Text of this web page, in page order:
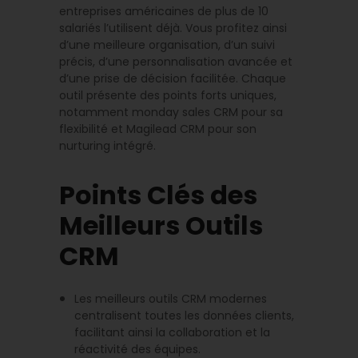
entreprises américaines de plus de 10
salariés l’utilisent déjà. Vous profitez ainsi
d’une meilleure organisation, d’un suivi
précis, d’une personnalisation avancée et
d’une prise de décision facilitée. Chaque
outil présente des points forts uniques,
notamment monday sales CRM pour sa
flexibilité et Magilead CRM pour son
nurturing intégré.
Points Clés des
Meilleurs Outils
CRM
Les meilleurs outils CRM modernes
centralisent toutes les données clients,
facilitant ainsi la collaboration et la
réactivité des équipes.